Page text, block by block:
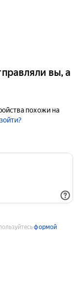
вы, а
похожи на
формой